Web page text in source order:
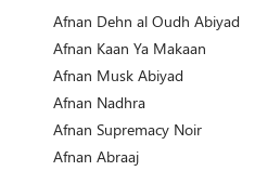
Afnan Dehn al Oudh Abiyad
Afnan Kaan Ya Makaan
Afnan Musk Abiyad
Afnan Nadhra
Afnan Supremacy Noir
Afnan Abraaj